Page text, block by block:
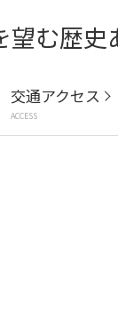
交通アクセス
ACCESS